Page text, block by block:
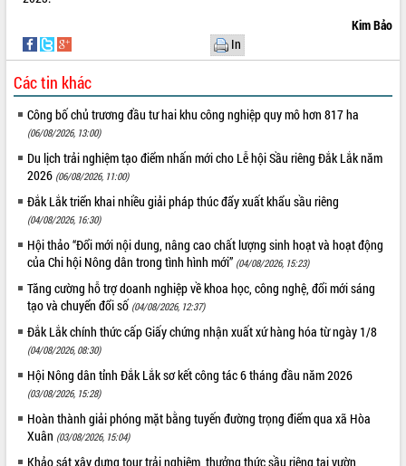
Kim Bảo
In
Các tin khác
Công bố chủ trương đầu tư hai khu công nghiệp quy mô hơn 817 ha
(06/08/2026, 13:00)
Du lịch trải nghiệm tạo điểm nhấn mới cho Lễ hội Sầu riêng Đắk Lắk năm
2026 (06/08/2026, 11:00)
Đắk Lắk triển khai nhiều giải pháp thúc đẩy xuất khẩu sầu riêng
(04/08/2026, 16:30)
Hội thảo “Đổi mới nội dung, nâng cao chất lượng sinh hoạt và hoạt động
của Chi hội Nông dân trong tình hình mới” (04/08/2026, 15:23)
Tăng cường hỗ trợ doanh nghiệp về khoa học, công nghệ, đổi mới sáng
tạo và chuyển đổi số (04/08/2026, 12:37)
Đắk Lắk chính thức cấp Giấy chứng nhận xuất xứ hàng hóa từ ngày 1/8
(04/08/2026, 08:30)
Hội Nông dân tỉnh Đắk Lắk sơ kết công tác 6 tháng đầu năm 2026
(03/08/2026, 15:28)
Hoàn thành giải phóng mặt bằng tuyến đường trọng điểm qua xã Hòa
Xuân (03/08/2026, 15:04)
Khảo sát xây dựng tour trải nghiệm, thưởng thức sầu riêng tại vườn